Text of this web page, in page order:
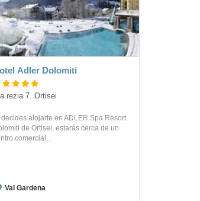
Adler Dolomiti
rezia 7. Ortisei
decides alojarte en ADLER Spa Resort
de Ortisei, estarás cerca de un
comercial...
Val Gardena